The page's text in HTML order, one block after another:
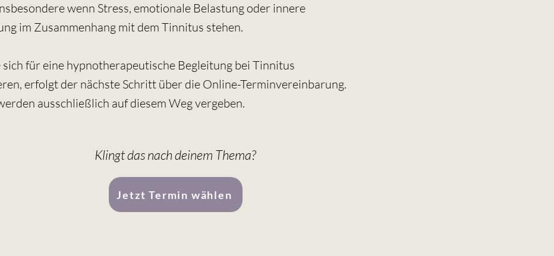
wenn Stress, emotionale Belastung oder innere
im Zusammenhang mit dem Tinnitus stehen.
sich für eine hypnotherapeutische Begleitung bei Tinnitus
erfolgt der nächste Schritt über die Online-Terminvereinbarung.
ausschließlich auf diesem Weg vergeben.
Klingt das nach deinem Thema?
Jetzt Termin wählen